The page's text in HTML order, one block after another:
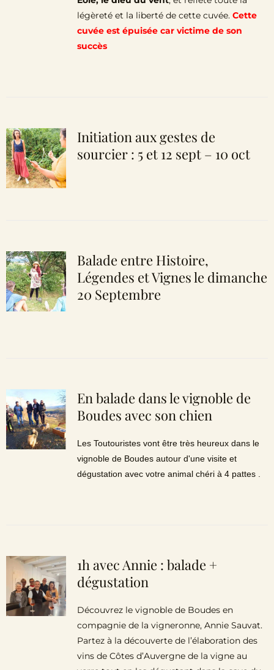
légèreté et la liberté de cette cuvée. Cette
cuvée est épuisée car victime de son
succès
Initiation aux gestes de
sourcier : 5 et 12 sept – 10 oct
Balade entre Histoire,
Légendes et Vignes le dimanche
20 Septembre
En balade dans le vignoble de
Boudes avec son chien
Les Toutouristes vont être très heureux dans le
vignoble de Boudes autour d'une visite et
dégustation avec votre animal chéri à 4 pattes .
1h avec Annie : balade +
dégustation
Découvrez le vignoble de Boudes en
compagnie de la vigneronne, Annie Sauvat.
Partez à la découverte de l’élaboration des
vins de Côtes d’Auvergne de la vigne au